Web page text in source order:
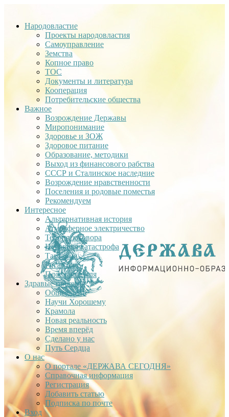
Народовластие
Проекты народовластия
Самоуправление
Земства
Копное право
ТОС
Документы и литература
Кооперация
Потребительские общества
Важное
Возрождение Державы
Миропонимание
Здоровье и ЗОЖ
Здоровое питание
Образование, методики
Выход из финансового рабства
СССР и Сталинское наследние
Возрождение нравственности
Поселения и родовые поместья
Рекомендуем
Интересное
Альтернативная история
Атмосферное электричество
Теория заговора
Недавняя катастрофа
Тартария
Гиганты
Плоская Земля
Здравые проекты
Общее дело
Научи Хорошему
Крамола
Новая реальность
Время вперёд
Сделано у нас
Путь Сердца
О нас
О портале «ДЕРЖАВА СЕГОДНЯ»
Справочная информация
Регистрация
Добавить статью
Подписка по почте
Вход